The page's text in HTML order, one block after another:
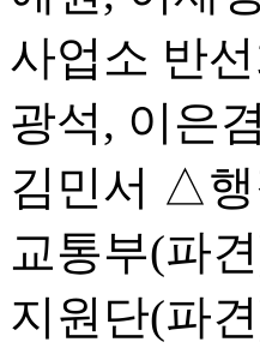
사업소 반
광석, 이은
김민서 △
교통부(파
지원단(파